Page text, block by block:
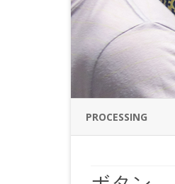
PROCESSING